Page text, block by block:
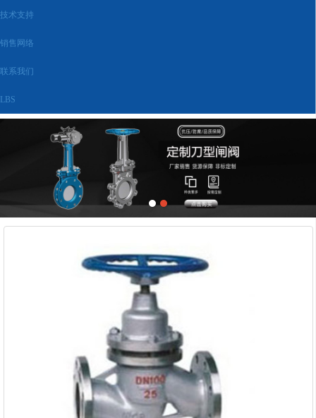
技术支持
销售网络
联系我们
LBS